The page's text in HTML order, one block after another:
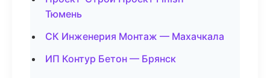
Тюмень
СК Инженерия Монтаж — Махачкала
ИП Контур Бетон — Брянск